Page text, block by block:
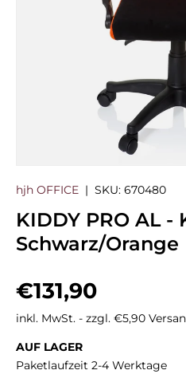
hjh OFFICE | SKU: 670480
KIDDY PRO AL
Schwarz/Orange
Normaler Preis
€131,90
inkl. MwSt. - zzgl. €5,90
AUF LAGER
Paketlaufzeit 2-4 Werktage